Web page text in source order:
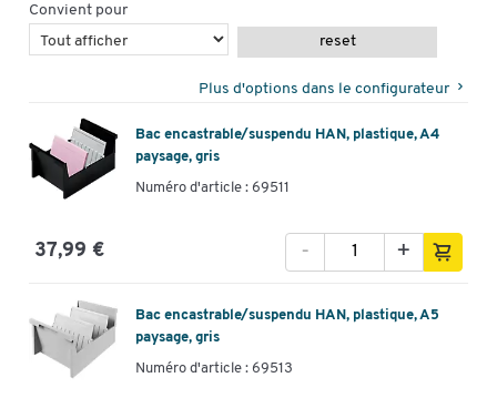
Convient pour
reset
Plus d'options dans le configurateur
Bac encastrable/suspendu HAN, plastique, A4
paysage, gris
Numéro d'article : 69511
37,99 € +
-
Bac encastrable/suspendu HAN, plastique, A5
paysage, gris
Numéro d'article : 69513